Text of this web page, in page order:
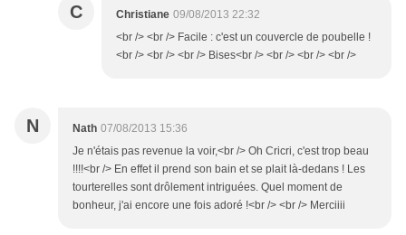
C Christiane 09/08/2013 22:32
<br /> <br /> Facile : c'est un couvercle de poubelle !
<br /> <br /> <br /> Bises<br /> <br /> <br /> <br />
N Nath 07/08/2013 15:36
Je n'étais pas revenue la voir,<br /> Oh Cricri, c'est trop beau
!!!!<br /> En effet il prend son bain et se plait là-dedans ! Les
tourterelles sont drôlement intriguées. Quel moment de
bonheur, j'ai encore une fois adoré !<br /> <br /> Merciiii